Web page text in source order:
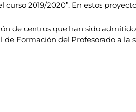
curso 2019/2020”. En estos
de centros que han sido
de Formación del Profesorado a la